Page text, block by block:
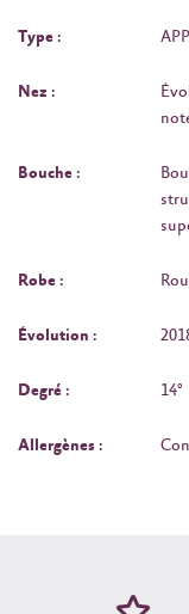
Type :
Nez :
Bouche :
Robe :
Évolution :
Degré : 14°
Allergènes :